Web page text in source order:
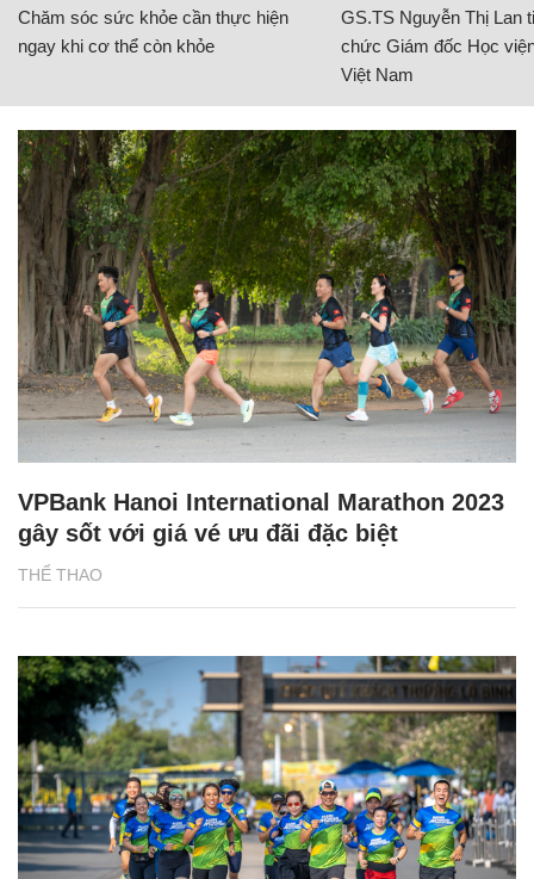
Chăm sóc sức khỏe cần thực hiện
ngay khi cơ thể còn khỏe
GS.TS Nguyễn Thị Lan
chức Giám đốc Học
Việt Nam
THỂ THAO
VPBank Hanoi International Marathon 2023
gây sốt với giá vé ưu đãi đặc biệt